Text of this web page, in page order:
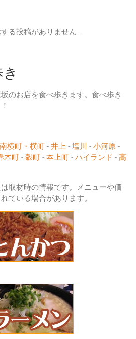
る投稿がありません...
のお店を食べ歩きます。食べ歩き
横町・横町 - 井上 - 塩川 - 小河原 -
木町 - 穀町 - 本上町 - ハイランド - 高
取材時の情報です。メニューや価
ている場合があります。